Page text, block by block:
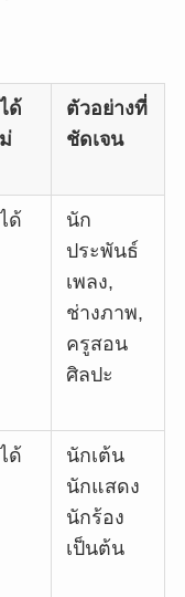
ด้
ตัวอย่างที่
ชัดเจน
ด้
นัก
ประพันธ์
เพลง,
ช่างภาพ,
ครูสอน
ศิลปะ
ด้
นักเต้น
นักแสดง
นักร้อง
เป็นต้น